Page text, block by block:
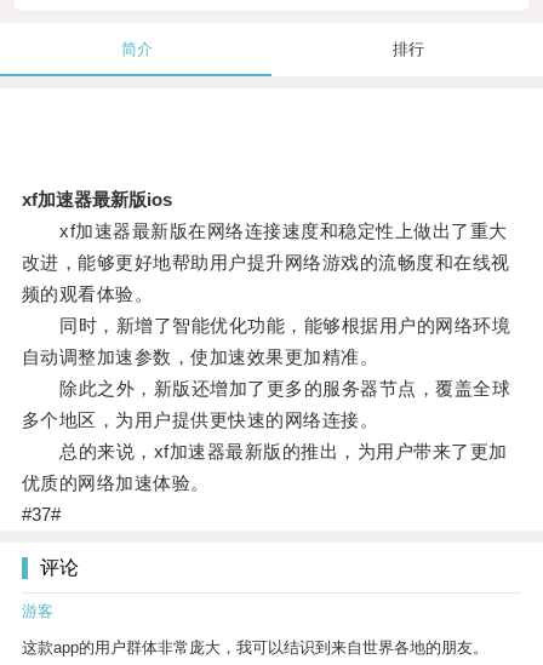
简介 排行
xf加速器最新版ios
xf加速器最新版在网络连接速度和稳定性上做出了重大
改进，能够更好地帮助用户提升网络游戏的流畅度和在线视
频的观看体验。
同时，新增了智能优化功能，能够根据用户的网络环境
自动调整加速参数，使加速效果更加精准。
除此之外，新版还增加了更多的服务器节点，覆盖全球
多个地区，为用户提供更快速的网络连接。
总的来说，xf加速器最新版的推出，为用户带来了更加
优质的网络加速体验。
#37#
评论
游客
这款app的用户群体非常庞大，我可以结识到来自世界各地的朋友。